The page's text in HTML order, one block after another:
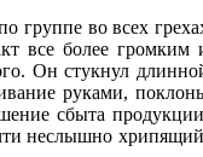
группе во всех
все более громким
Он стукнул
руками,
сбыта
неслышно